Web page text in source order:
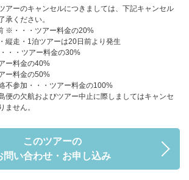
アーのキャンセルにつきましては、下記キャンセル
承ください。
※・・・ツアー料金の20%
走・1泊ツアーは20日前より発生
・・ツアー料金の30%
ー料金の40%
ー料金の50%
不参加・・・ツアー料金の100%
便の欠航およびツアー中止に際しましてはキャンセ
ません。
このツアーの
問い合わせ・お申し込み